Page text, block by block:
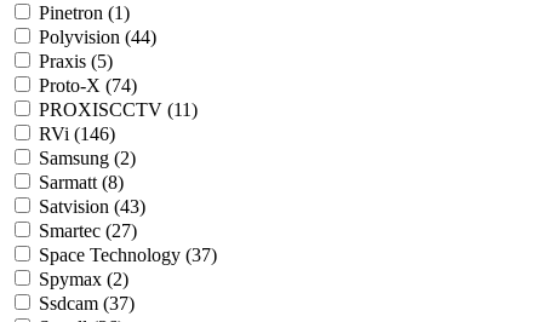
Pinetron (1)
Polyvision (44)
Praxis (5)
Proto-X (74)
PROXISCCTV (11)
RVi (146)
Samsung (2)
Sarmatt (8)
Satvision (43)
Smartec (27)
Space Technology (37)
Spymax (2)
Ssdcam (37)